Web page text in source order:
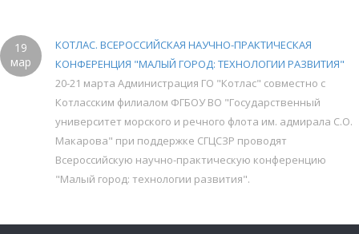
19
мар
КОТЛАС. ВСЕРОССИЙСКАЯ НАУЧНО-ПРАКТИЧЕСКАЯ
КОНФЕРЕНЦИЯ "МАЛЫЙ ГОРОД: ТЕХНОЛОГИИ РАЗВИТИЯ"
20-21 марта Администрация ГО "Котлас" совместно с
Котласским филиалом ФГБОУ ВО "Государственный
университет морского и речного флота им. адмирала С.О.
Макарова" при поддержке СГЦСЗР проводят
Всероссийскую научно-практическую конференцию
"Малый город: технологии развития".